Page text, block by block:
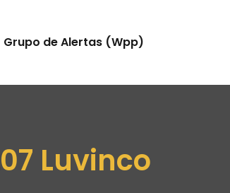
Grupo de Alertas (Wpp)
Luvinco